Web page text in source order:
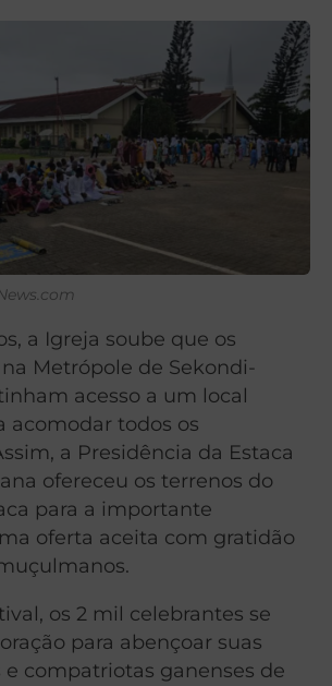
a Igreja soube que os
Metrópole de Sekondi-
acesso a um local
acomodar todos os
a Presidência da Estaca
ofereceu os terrenos do
para a importante
oferta aceita com gratidão
os 2 mil celebrantes se
para abençoar suas
compatriotas ganenses de